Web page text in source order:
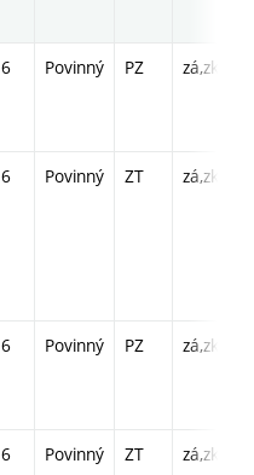
6 Povinný PZ zá,zk
6 Povinný ZT zá,zk
6 Povinný PZ zá,zk
6 Povinný ZT zá,zk